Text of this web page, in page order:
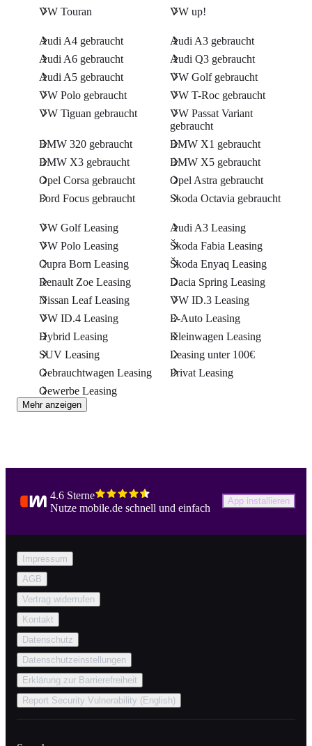
VW Touran
VW up!
Audi A4 gebraucht
Audi A3 gebraucht
Audi A6 gebraucht
Audi Q3 gebraucht
Audi A5 gebraucht
VW Golf gebraucht
VW Polo gebraucht
VW T-Roc gebraucht
VW Tiguan gebraucht
VW Passat Variant
gebraucht
BMW 320 gebraucht
BMW X1 gebraucht
BMW X3 gebraucht
BMW X5 gebraucht
Opel Corsa gebraucht
Opel Astra gebraucht
Ford Focus gebraucht
Skoda Octavia gebraucht
VW Golf Leasing
Audi A3 Leasing
VW Polo Leasing
Škoda Fabia Leasing
Cupra Born Leasing
Škoda Enyaq Leasing
Renault Zoe Leasing
Dacia Spring Leasing
Nissan Leaf Leasing
VW ID.3 Leasing
VW ID.4 Leasing
E-Auto Leasing
Hybrid Leasing
Kleinwagen Leasing
SUV Leasing
Leasing unter 100€
Gebrauchtwagen Leasing
Privat Leasing
Gewerbe Leasing
Mehr anzeigen
4.6 Sterne
Nutze mobile.de schnell und einfach
App installieren
Impressum
AGB
Vertrag widerrufen
Kontakt
Datenschutz
Datenschutzeinstellungen
Erklärung zur Barrierefreiheit
Report Security Vulnerability (English)